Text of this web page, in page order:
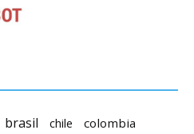
brasil chile colombia